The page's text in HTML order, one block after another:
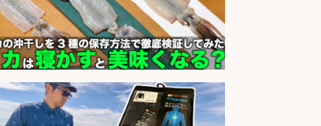
フ/未経験歓迎/交通費支給/制服貸
与/正社員登用あり
会社名 株式会社REnista
レジ打ち/日払いOK/おさかなの三枚